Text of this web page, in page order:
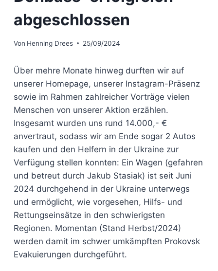
abgeschlossen
Von Henning Drees 25/09/2024
Über mehre Monate hinweg durften wir auf
unserer Homepage, unserer Instagram-Präsenz
sowie im Rahmen zahlreicher Vorträge vielen
Menschen von unserer Aktion erzählen.
Insgesamt wurden uns rund 14.000,- €
anvertraut, sodass wir am Ende sogar 2 Autos
kaufen und den Helfern in der Ukraine zur
Verfügung stellen konnten: Ein Wagen (gefahren
und betreut durch Jakub Stasiak) ist seit Juni
2024 durchgehend in der Ukraine unterwegs
und ermöglicht, wie vorgesehen, Hilfs- und
Rettungseinsätze in den schwierigsten
Regionen. Momentan (Stand Herbst/2024)
werden damit im schwer umkämpften Prokovsk
Evakuierungen durchgeführt.